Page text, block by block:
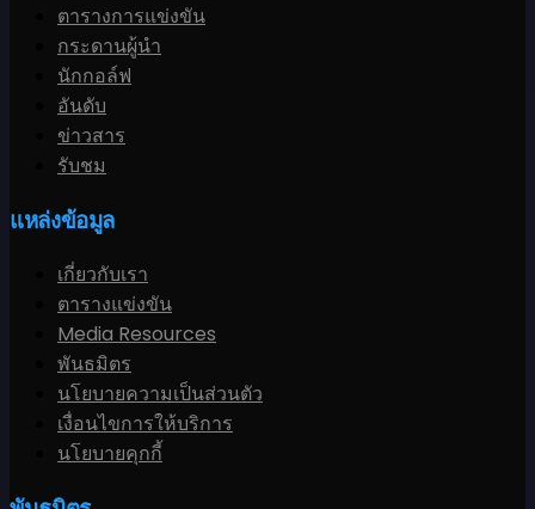
ตารางการแข่งขัน
กระดานผู้นำ
นักกอล์ฟ
อันดับ
ข่าวสาร
รับชม
แหล่งข้อมูล
เกี่ยวกับเรา
ตารางแข่งขัน
Media Resources
พันธมิตร
นโยบายความเป็นส่วนตัว
เงื่อนไขการให้บริการ
นโยบายคุกกี้